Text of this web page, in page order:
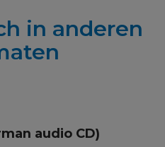
in anderen
audio CD)